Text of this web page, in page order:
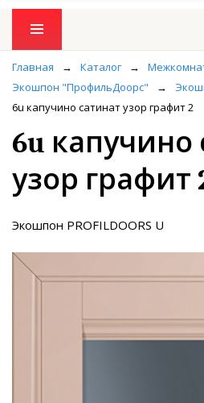
Главная → Каталог →
Экошпон "ПрофильДоорс"
→
6u капучино сатинат узор графит 2
6u капучино
узор графит
Экошпон PROFILDOORS U